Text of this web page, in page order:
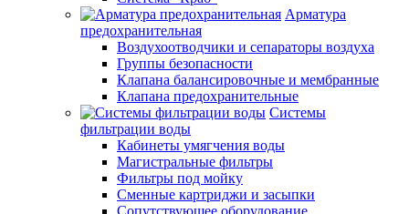
Арматура
предохранительная
Воздухоотводчики и сепараторы воздуха
Группы безопасности
Клапана балансировочные и мембранные
Клапана предохранительные
Системы
фильтрации воды
Кабинеты умягчения воды
Магистральные фильтры
Фильтры под мойку
Сменные картриджи и засыпки
Сопутствующее оборудование